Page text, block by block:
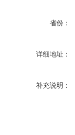
省份：
详细地址：
补充说明：